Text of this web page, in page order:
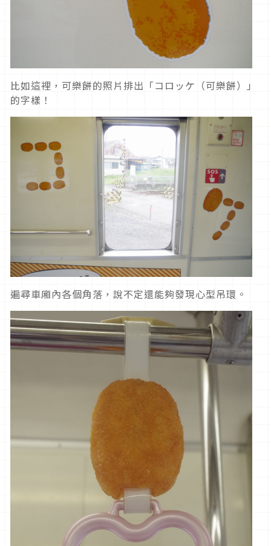
比如這裡，可樂餅的照片排出「コロッケ（可樂餅）」
的字樣！
遍尋車廂內各個角落，說不定還能夠發現心型吊環。